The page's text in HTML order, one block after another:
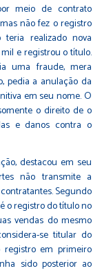
meio de contrato
não fez o registro
realizado nova
e registrou o título.
uma fraude, mera
pedia a anulação da
em seu nome. O
o direito de o
e danos contra o
destacou em seu
não transmite a
Segundo
o registro do título no
vendas do mesmo
se titular do
em primeiro
sido posterior ao